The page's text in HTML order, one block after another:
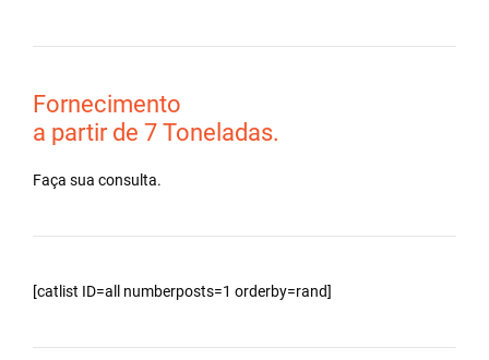
Fornecimento
a partir de 7 Toneladas.
Faça sua consulta.
[catlist ID=all numberposts=1 orderby=rand]